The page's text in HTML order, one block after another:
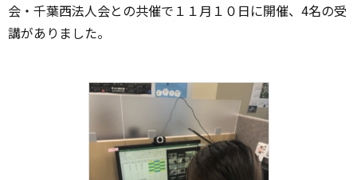
会・千葉西法人会との共催で１１月１０日に開催、4名の受
講がありました。